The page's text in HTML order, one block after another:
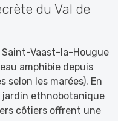
du Val de
Vaast-la-Hougue
amphibie depuis
les marées). En
jardin ethnobotanique
côtiers offrent une